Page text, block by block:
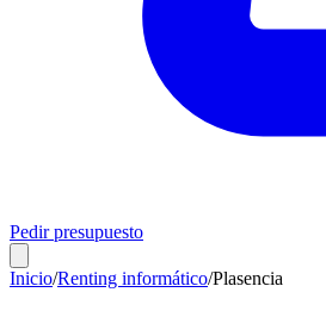
Pedir presupuesto
Inicio/Renting informático/Plasencia